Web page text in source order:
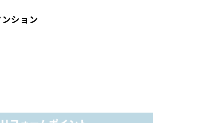
ション